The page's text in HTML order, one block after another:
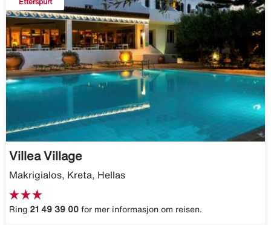
Etterspurt
Villea Village
Makrigialos, Kreta, Hellas
Ring 21 49 39 00 for mer informasjon om reisen.